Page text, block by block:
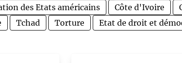
des Etats américains Côte d'Ivoire
Tchad Torture Etat de droit et